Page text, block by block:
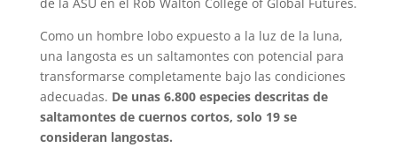
Como un hombre lobo expuesto a la luz de la luna,
una langosta es un saltamontes con potencial para
transformarse completamente bajo las condiciones
adecuadas. De unas 6.800 especies descritas de
saltamontes de cuernos cortos, solo 19 se
consideran langostas.